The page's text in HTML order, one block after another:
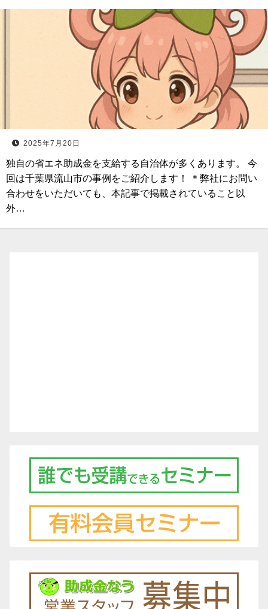
2025年7月20日
独自の省エネ助成金を支給する自治体が多くあります。 今
回は千葉県流山市の事例をご紹介します！ ＊弊社にお問い
合わせをいただいても、本記事で掲載されていること以
外…